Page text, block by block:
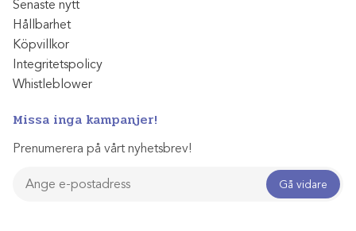
Senaste nytt
Hållbarhet
Köpvillkor
Integritetspolicy
Whistleblower
Missa inga kampanjer!
Prenumerera på vårt nyhetsbrev!
Gå vidare